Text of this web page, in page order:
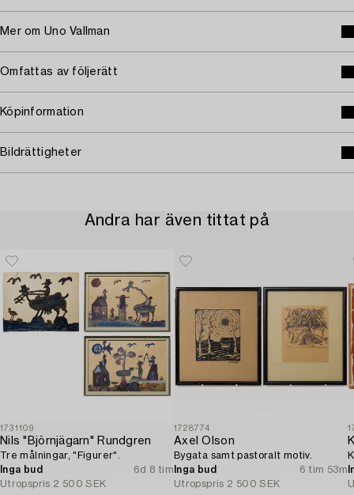
Mer om Uno Vallman
Omfattas av följerätt
Köpinformation
Bildrättigheter
Andra har även tittat på
1731109
Nils "Björnjägarn" Rundgren
Tre målningar, "Figurer".
Inga bud
6d 8 tim
Utropspris 2 500 SEK
1728774
Axel Olson
Bygata samt pastoralt motiv.
Inga bud
6 tim 53m
Utropspris 2 500 SEK